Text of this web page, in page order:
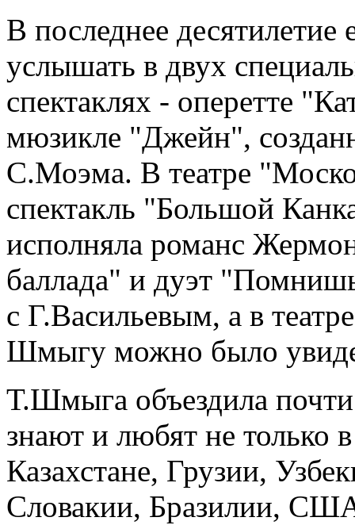
В последнее
услышать в двух
спектаклях - оперетте
мюзикле "Джейн",
С.Моэма. В театре
спектакль "Большой
исполняла романс
баллада" и дуэт
с Г.Васильевым, а в
Шмыгу можно было
Т.Шмыга объездила
знают и любят не только
Казахстане, Грузии,
Словакии, Бразилии,